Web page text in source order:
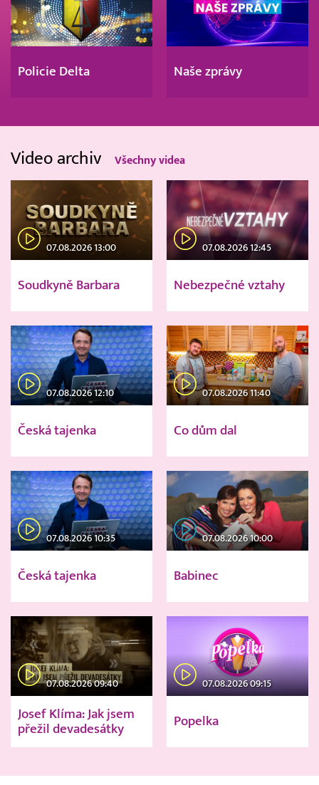
Policie Delta Naše zprávy
Video archiv Všechny videa
07.08.2026 13:00
Soudkyně Barbara
07.08.2026 12:45
Nebezpečné vztahy
07.08.2026 12:10
Česká tajenka
07.08.2026 11:40
Co dům dal
07.08.2026 10:35
Česká tajenka
07.08.2026 10:00
Babinec
07.08.2026 09:40
Josef Klíma: Jak jsem
přežil devadesátky
07.08.2026 09:15
Popelka